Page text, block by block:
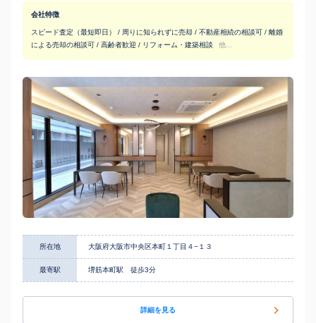
会社特徴
スピード査定（最短即日） / 周りに知られずに売却 / 不動産相続の相談可 / 離婚
による売却の相談可 / 高齢者歓迎 / リフォーム・建築相談
他...
所在地 大阪府大阪市中央区本町１丁目４−１３
最寄駅 堺筋本町駅 徒歩3分
詳細を見る